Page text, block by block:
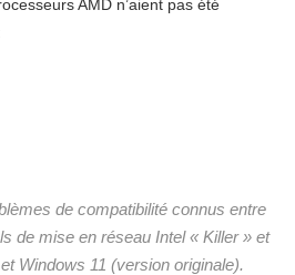
AMD n’aient pas été
de compatibilité connus entre
de mise en réseau Intel « Killer » et
Windows 11 (version originale).